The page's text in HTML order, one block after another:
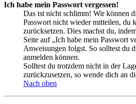
Ich habe mein Passwort vergessen!
Das ist nicht schlimm! Wir können
Passwort nicht wieder mitteilen, du
zurücksetzen. Dies machst du,
Seite auf „Ich habe mein Passwort
Anweisungen folgst. So solltest du
anmelden können.
Solltest du trotzdem nicht in der
zurückzusetzen, so wende dich an
Nach oben